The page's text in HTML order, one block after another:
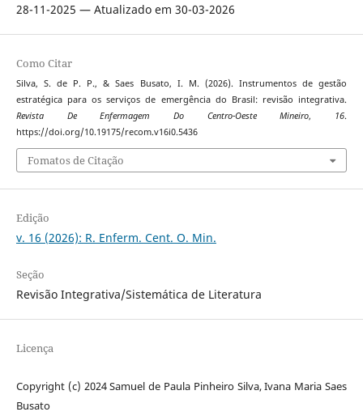
28-11-2025 — Atualizado em 30-03-2026
Como Citar
Silva, S. de P. P., & Saes Busato, I. M. (2026). Instrumentos de gestão
estratégica para os serviços de emergência do Brasil: revisão integrativa.
Revista De Enfermagem Do Centro-Oeste Mineiro, 16.
https://doi.org/10.19175/recom.v16i0.5436
Fomatos de Citação
Edição
v. 16 (2026): R. Enferm. Cent. O. Min.
Seção
Revisão Integrativa/Sistemática de Literatura
Licença
Copyright (c) 2024 Samuel de Paula Pinheiro Silva, Ivana Maria Saes
Busato